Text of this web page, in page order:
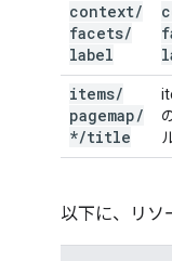
context/
facets/
label
items/
pagemap/
*/title
以下に、リソ